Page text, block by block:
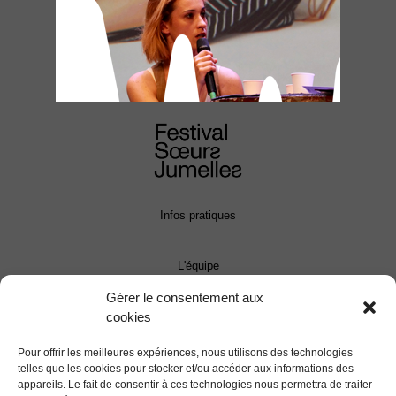
Gérer le consentement aux
cookies
Pour offrir les meilleures expériences, nous utilisons des technologies
telles que les cookies pour stocker et/ou accéder aux informations des
appareils. Le fait de consentir à ces technologies nous permettra de traiter
Infos pratiques
L'équipe
Presse